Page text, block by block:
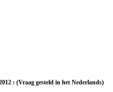
: (Vraag gesteld in het Nederlands)